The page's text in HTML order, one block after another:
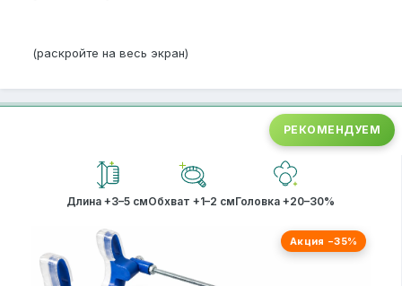
(раскройте на весь экран)
РЕКОМЕНДУЕМ
Длина +3–5 смОбхват +1–2 смГоловка +20–30%
Акция −35%